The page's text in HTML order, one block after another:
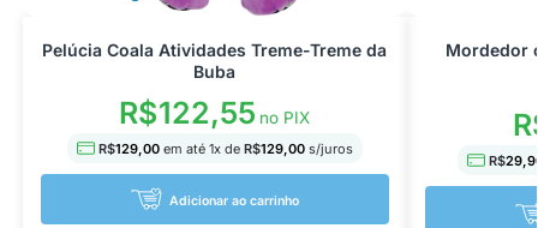
Pelúcia Coala Atividades Treme-Treme da
Buba
R$122,55 no PIX
R$129,00 em até 1x de R$129,00s/juros
Adicionar ao carrinho
Mordedor
R$